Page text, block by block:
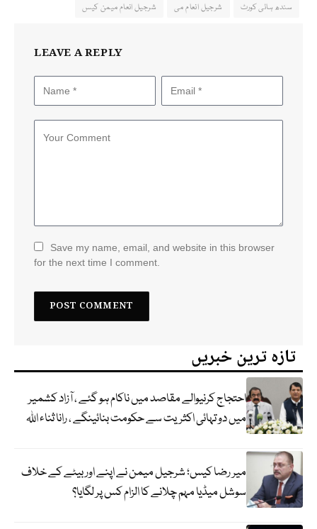
سندھ ہائی کورٹ شرجیل انعام می شرجیل انعام میمن کیس
LEAVE A REPLY
Save my name, email, and website in this browser
for the next time I comment.
تازہ ترین خبریں
احتجاج کرنیوالے مقاصد میں ناکام ہو گئے ، آزاد کشمیر
میں دو تہائی اکثریت سے حکومت بنائینگے ، رانا ثناء اللہ
میر رضا کیس؛ شرجیل میمن نے اپنے اور بیٹے کے خلاف
سوشل میڈیا مہم چلانے کا الزام کس پر لگایا؟